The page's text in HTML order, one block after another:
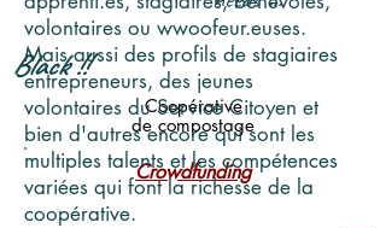
Black !!
Coopérative
de compostage
Crowdfunding
volontaires ou wwoofeur.euses.
Mais aussi des profils de stagiaires
entrepreneurs, des jeunes
volontaires du Service Citoyen et
bien d'autres encore qui sont les
multiples talents et les compétences
variées qui font la richesse de la
coopérative.